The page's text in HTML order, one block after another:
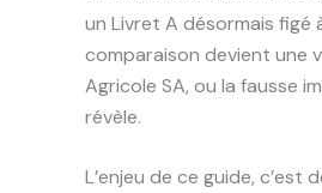
un Livret A désormais figé
comparaison devient une
Agricole SA, ou la fausse
révèle.
L’enjeu de ce guide,